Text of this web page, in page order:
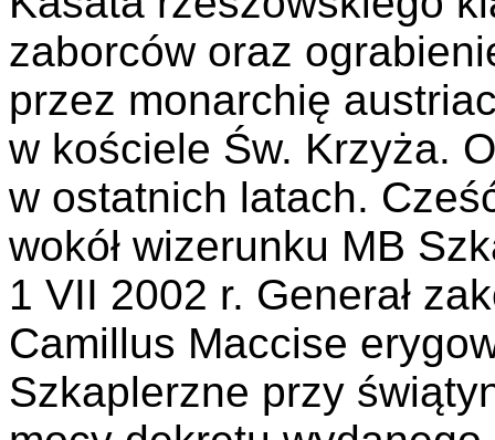
zaborców oraz
przez monarchię
w kościele Św. Krzyża.
w ostatnich latach.
wokół wizerunku MB
1 VII 2002 r. Generał
Camillus Maccise
Szkaplerzne przy